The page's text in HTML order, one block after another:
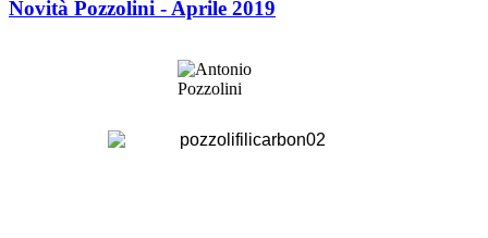
Novità Pozzolini - Aprile 2019